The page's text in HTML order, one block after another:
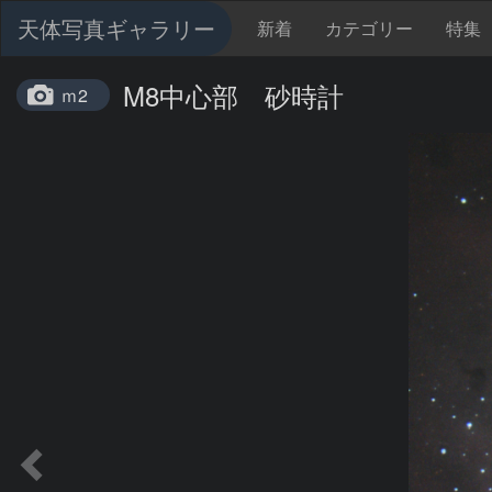
天体写真ギャラリー 新着 カテゴリー 特集
ｍ2 M8中心部 砂時計